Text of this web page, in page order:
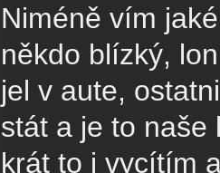
Niméně vím
někdo blízký,
jel v aute,
stát a je to naše
krát to i vycítím